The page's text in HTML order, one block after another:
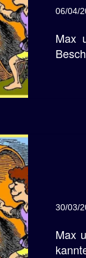
06/04/
Max
30/03/
Max